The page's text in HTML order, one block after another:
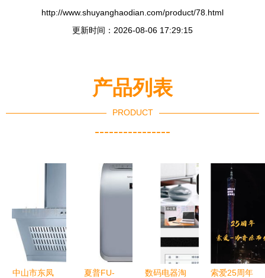
http://www.shuyanghaodian.com/product/78.html
更新时间：2026-08-06 17:29:15
产品列表
PRODUCT
----------------
中山市东凤
夏普FU-
数码电器淘
索爱25周年